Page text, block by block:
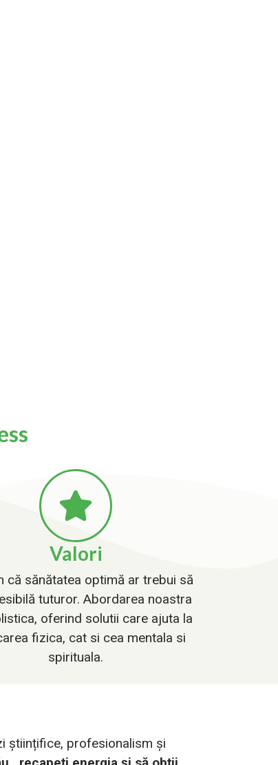
Valori
că sănătatea optimă ar trebui să
tuturor. Abordarea noastra
oferind solutii care ajuta la
fizica, cat si cea mentala si
spirituala.
științifice, profesionalism și